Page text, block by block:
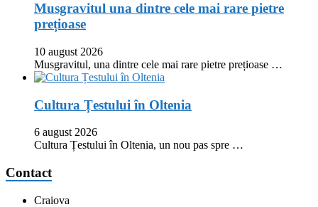
Musgravitul una dintre cele mai rare pietre
prețioase
10 august 2026
Musgravitul, una dintre cele mai rare pietre prețioase …
Cultura Țestului în Oltenia
6 august 2026
Cultura Țestului în Oltenia, un nou pas spre …
Contact
Craiova